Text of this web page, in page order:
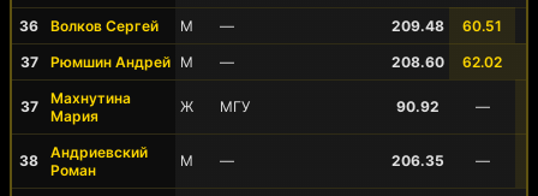
36 Волков Сергей М — 209.48
60.51
37
Рюмшин Андрей М — 208.60 62.02
37
Махнутина
Мария
Ж МГУ 90.92 —
38
Андриевский
Роман
М — 206.35 —